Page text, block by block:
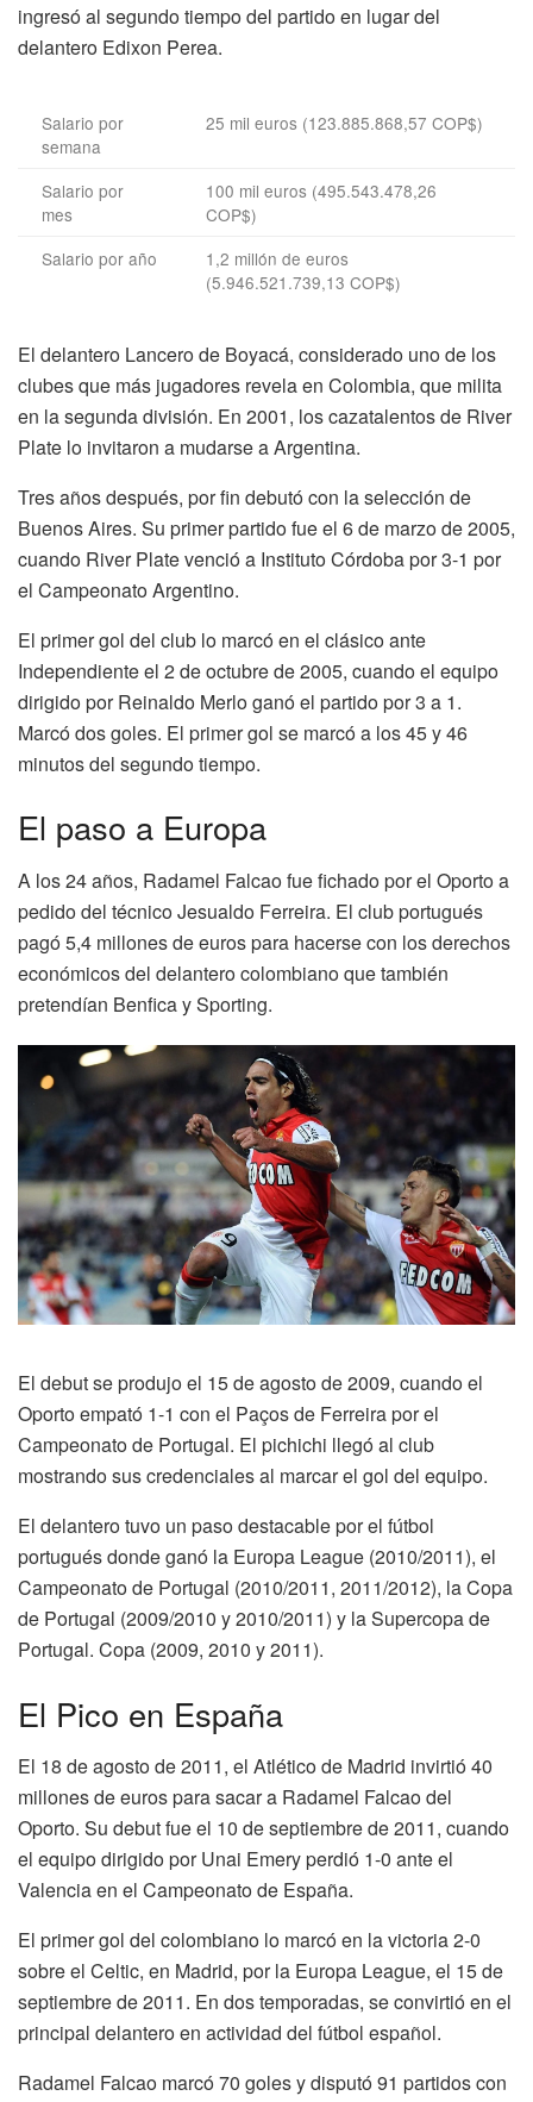
ingresó al segundo tiempo del partido en lugar del
delantero Edixon Perea.
Salario por
semana
25 mil euros (123.885.868,57 COP$)
Salario por
mes
100 mil euros (495.543.478,26
COP$)
Salario por año
1,2 millón de euros
(5.946.521.739,13 COP$)
El delantero Lancero de Boyacá, considerado uno de los
clubes que más jugadores revela en Colombia, que milita
en la segunda división. En 2001, los cazatalentos de River
Plate lo invitaron a mudarse a Argentina.
Tres años después, por fin debutó con la selección de
Buenos Aires. Su primer partido fue el 6 de marzo de 2005,
cuando River Plate venció a Instituto Córdoba por 3-1 por
el Campeonato Argentino.
El primer gol del club lo marcó en el clásico ante
Independiente el 2 de octubre de 2005, cuando el equipo
dirigido por Reinaldo Merlo ganó el partido por 3 a 1.
Marcó dos goles. El primer gol se marcó a los 45 y 46
minutos del segundo tiempo.
El paso a Europa
A los 24 años, Radamel Falcao fue fichado por el Oporto a
pedido del técnico Jesualdo Ferreira. El club portugués
pagó 5,4 millones de euros para hacerse con los derechos
económicos del delantero colombiano que también
pretendían Benfica y Sporting.
El debut se produjo el 15 de agosto de 2009, cuando el
Oporto empató 1-1 con el Paços de Ferreira por el
Campeonato de Portugal. El pichichi llegó al club
mostrando sus credenciales al marcar el gol del equipo.
El delantero tuvo un paso destacable por el fútbol
portugués donde ganó la Europa League (2010/2011), el
Campeonato de Portugal (2010/2011, 2011/2012), la Copa
de Portugal (2009/2010 y 2010/2011) y la Supercopa de
Portugal. Copa (2009, 2010 y 2011).
El Pico en España
El 18 de agosto de 2011, el Atlético de Madrid invirtió 40
millones de euros para sacar a Radamel Falcao del
Oporto. Su debut fue el 10 de septiembre de 2011, cuando
el equipo dirigido por Unai Emery perdió 1-0 ante el
Valencia en el Campeonato de España.
El primer gol del colombiano lo marcó en la victoria 2-0
sobre el Celtic, en Madrid, por la Europa League, el 15 de
septiembre de 2011. En dos temporadas, se convirtió en el
principal delantero en actividad del fútbol español.
Radamel Falcao marcó 70 goles y disputó 91 partidos con